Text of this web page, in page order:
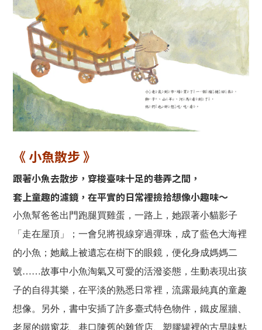
《 小魚散步 》
跟著小魚去散步，穿梭臺味十足的巷弄之間，
套上童趣的濾鏡，在平實的日常裡撿拾想像小趣味～
小魚幫爸爸出門跑腿買雞蛋，一路上，她跟著小貓影子
「走在屋頂」；一會兒將視線穿過彈珠，成了藍色大海裡
的小魚；她戴上被遺忘在樹下的眼鏡，便化身成媽媽二
號……故事中小魚淘氣又可愛的活潑姿態，生動表現出孩
子的自得其樂，在平淡的熟悉日常裡，流露最純真的童趣
想像。另外，書中安插了許多臺式特色物件，鐵皮屋牆、
老屋的鐵窗花、巷口陳舊的雜貨店、塑膠罐裡的古早味點